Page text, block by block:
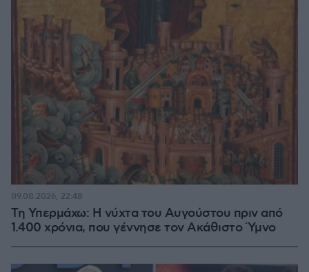
Τη Υπερμάχω: Η νύχτα του Αυγούστου πριν από
1.400 χρόνια, που γέννησε τον Ακάθιστο Ύμνο
09.08.2026, 22:48